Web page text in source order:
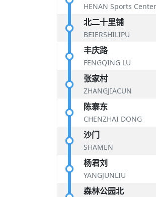
HENAN Sports Center
北二十里铺
BEIERSHILIPU
丰庆路
FENGQING LU
张家村
ZHANGJIACUN
陈寨东
CHENZHAI DONG
沙门
SHAMEN
杨君刘
YANGJUNLIU
森林公园北